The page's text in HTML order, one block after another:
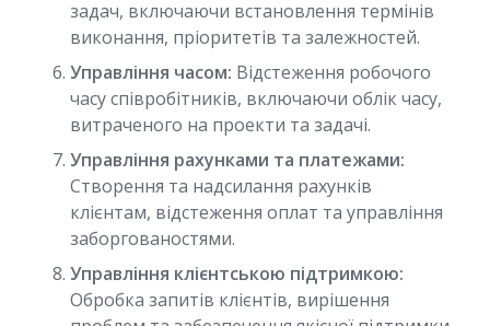
задач, включаючи встановлення термінів
виконання, пріоритетів та залежностей.
Управління часом: Відстеження робочого
часу співробітників, включаючи облік часу,
витраченого на проекти та задачі.
Управління рахунками та платежами:
Створення та надсилання рахунків
клієнтам, відстеження оплат та управління
заборгованостями.
Управління клієнтською підтримкою:
Обробка запитів клієнтів, вирішення